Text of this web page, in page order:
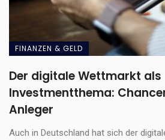
FINANZEN & GELD
Der digitale Wettmarkt als
Investmentthema:
Anleger
Auch in Deutschland hat sich der